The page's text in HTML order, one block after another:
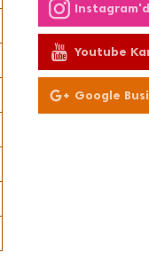
Youtube
Olun
Google